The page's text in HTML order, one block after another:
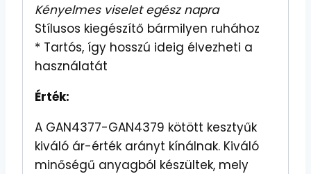
Kényelmes viselet egész napra
Stílusos kiegészítő bármilyen ruhához
* Tartós, így hosszú ideig élvezheti a
használatát
Érték:
A GAN4377-GAN4379 kötött kesztyűk
kiváló ár-érték arányt kínálnak. Kiváló
minőségű anyagból készültek, mely